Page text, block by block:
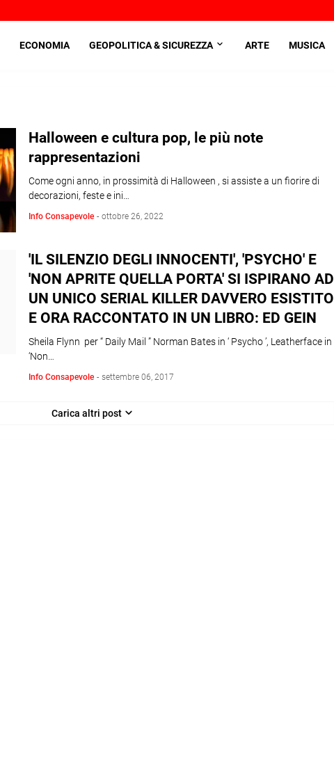
ECONOMIA GEOPOLITICA & SICUREZZA ARTE MUSICA
Halloween e cultura pop, le più note
rappresentazioni
Come ogni anno, in prossimità di Halloween , si assiste a un fiorire di
decorazioni, feste e ini…
Info Consapevole - ottobre 26, 2022
'IL SILENZIO DEGLI INNOCENTI', 'PSYCHO' E
'NON APRITE QUELLA PORTA' SI ISPIRANO AD
UN UNICO SERIAL KILLER DAVVERO ESISTITO
E ORA RACCONTATO IN UN LIBRO: ED GEIN
Sheila Flynn per “ Daily Mail ” Norman Bates in ‘ Psycho ’, Leatherface in
‘Non…
Info Consapevole - settembre 06, 2017
Carica altri post